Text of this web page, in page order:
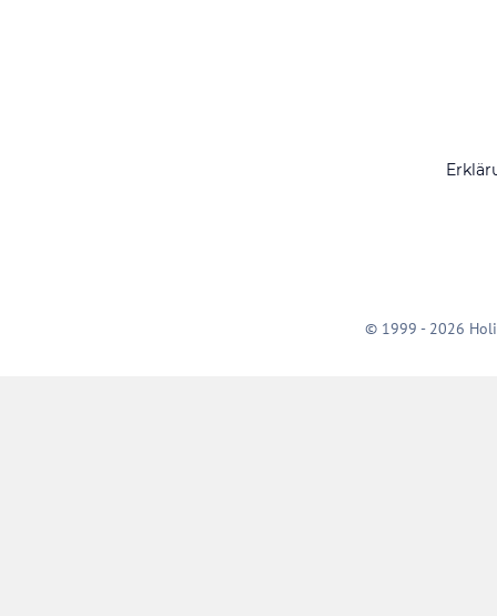
© 1999 - 2026